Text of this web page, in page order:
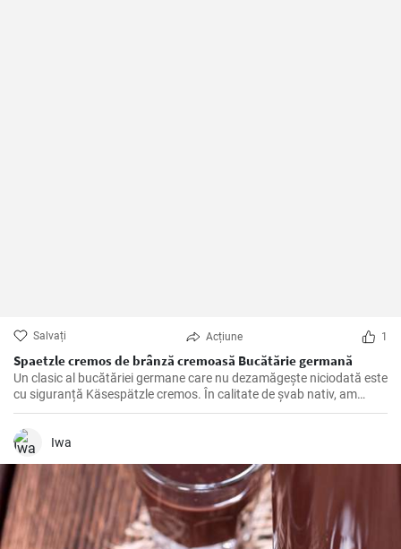
Salvați Acțiune 1
Spaetzle cremos de brânză cremoasă Bucătărie germană
Un clasic al bucătăriei germane care nu dezamăgește niciodată este
cu siguranță Käsespätzle cremos. În calitate de șvab nativ, am
pregătit și rafinat această rețetă de nenumărate ori încă din
copilărie și, prin urmare, pot confirma: Cu ingredientele potrivite și
câteva trucuri în mânecă, Käsespätzle de casă sunt irezistibil de
Iwa